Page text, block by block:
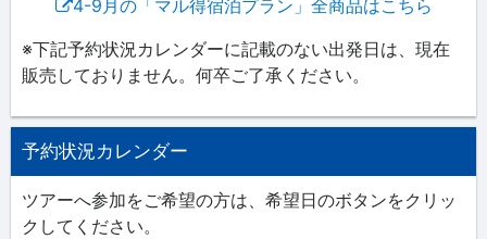
4-9月の「マル得宿泊プラン」全商品はこちら
※下記予約状況カレンダーに記載のない出発日は、現在
販売しておりません。何卒ご了承ください。
予約状況カレンダー
ツアーへ参加をご希望の方は、希望日のボタンをクリッ
クしてください。